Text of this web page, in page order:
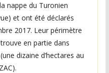
nappe du Turonien
et ont été déclarés
2017. Leur périmètre
en partie dans
dizaine d’hectares au